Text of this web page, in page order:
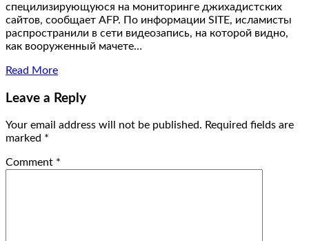
специлизирующуюся на мониторинге джихадистских
сайтов, сообщает AFP. По информации SITE, исламисты
распространили в сети видеозапись, на которой видно,
как вооруженный мачете…
Read More
Leave a Reply
Your email address will not be published. Required fields are
marked *
Comment *